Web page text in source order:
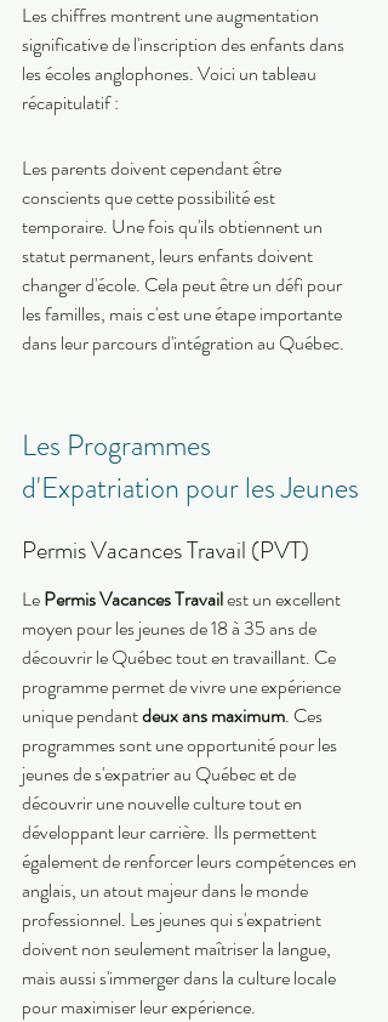
Les chiffres montrent une augmentation
significative de l'inscription des enfants dans
les écoles anglophones. Voici un tableau
récapitulatif :
Les parents doivent cependant être
conscients que cette possibilité est
temporaire. Une fois qu'ils obtiennent un
statut permanent, leurs enfants doivent
changer d'école. Cela peut être un défi pour
les familles, mais c'est une étape importante
dans leur parcours d'intégration au Québec.
Les Programmes
d'Expatriation pour les Jeunes
Permis Vacances Travail (PVT)
Le Permis Vacances Travail est un excellent
moyen pour les jeunes de 18 à 35 ans de
découvrir le Québec tout en travaillant. Ce
programme permet de vivre une expérience
unique pendant deux ans maximum. Ces
programmes sont une opportunité pour les
jeunes de s'expatrier au Québec et de
découvrir une nouvelle culture tout en
développant leur carrière. Ils permettent
également de renforcer leurs compétences en
anglais, un atout majeur dans le monde
professionnel. Les jeunes qui s'expatrient
doivent non seulement maîtriser la langue,
mais aussi s'immerger dans la culture locale
pour maximiser leur expérience.